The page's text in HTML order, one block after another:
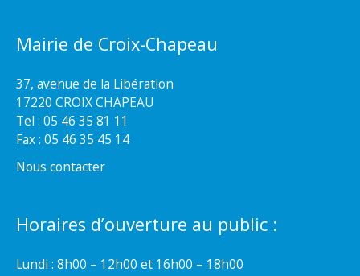
Mairie de Croix-Chapeau
37, avenue de la Libération
17220 CROIX CHAPEAU
Tel : 05 46 35 81 11
Fax : 05 46 35 45 14
Nous contacter
Horaires d’ouverture au public :
Lundi : 8h00 – 12h00 et 16h00 – 18h00